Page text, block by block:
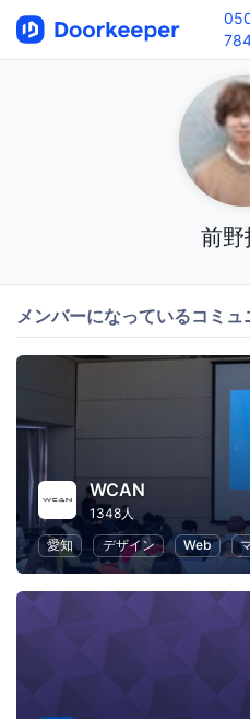
前野
メンバーになっているコミュ
WCAN
1348人
愛知
デザイン Web